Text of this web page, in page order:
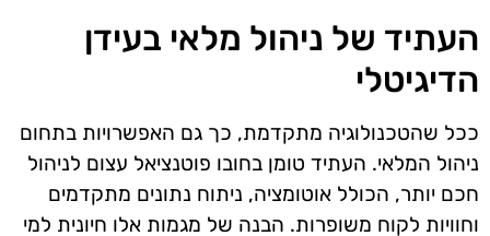
העתיד של ניהול מלאי בעידן
הדיגיטלי
ככל שהטכנולוגיה מתקדמת, כך גם האפשרויות בתחום
ניהול המלאי. העתיד טומן בחובו פוטנציאל עצום לניהול
חכם יותר, הכולל אוטומציה, ניתוח נתונים מתקדמים
וחוויות לקוח משופרות. הבנה של מגמות אלו חיונית למי